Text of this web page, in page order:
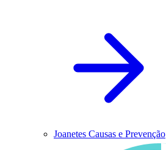
Joanetes Causas e Prevenção